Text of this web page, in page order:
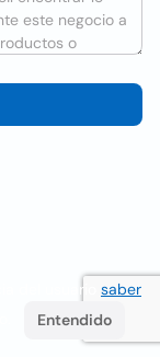
del usuario saber
Entendido